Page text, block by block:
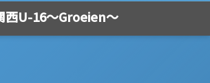
西U-16～Groeien～